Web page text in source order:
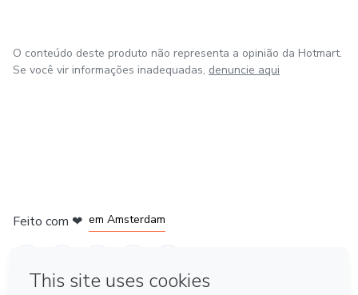
O conteúdo deste produto não representa a opinião da Hotmart.
Se você vir informações inadequadas, denuncie aqui
Feito com ❤ em Amsterdam